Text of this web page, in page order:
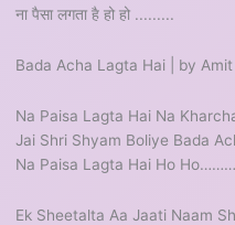
ना पैसा लगता है हो हो .........
Bada Acha Lagta Hai | by
Na Paisa Lagta Hai Na
Jai Shri Shyam Boliye Bada
Na Paisa Lagta Hai Ho
Ek Sheetalta Aa Jaati Naam